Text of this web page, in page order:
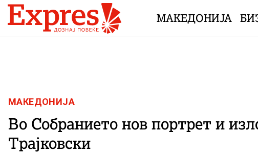
Skip to content
МАКЕДОНИЈА
МАКЕДОНИЈА
Во Собранието нов портрет и
Трајковски